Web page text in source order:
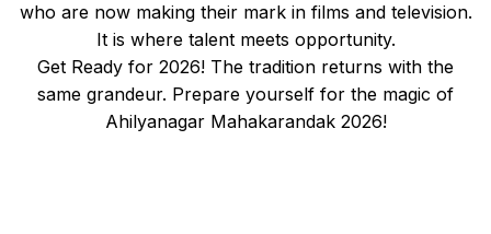
who are now making their mark in films and television.
It is where talent meets opportunity.
Get Ready for 2026! The tradition returns with the
same grandeur. Prepare yourself for the magic of
Ahilyanagar Mahakarandak 2026!